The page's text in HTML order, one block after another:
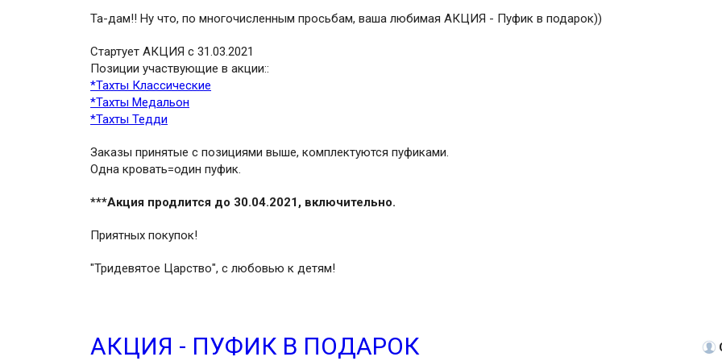
Та-дам!! Ну что, по многочисленным просьбам, ваша любимая АКЦИЯ - Пуфик в подарок))
Стартует АКЦИЯ с 31.03.2021
Позиции участвующие в акции::
*Тахты Классические
*Тахты Медальон
*Тахты Тедди
Заказы принятые с позициями выше, комплектуются пуфиками.
Одна кровать=один пуфик.
***Акция продлится до 30.04.2021, включительно.
Приятных покупок!
"Тридевятое Царство", с любовью к детям!
АКЦИЯ - ПУФИК В ПОДАРОК